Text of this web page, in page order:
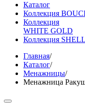
Каталог
Коллекция
Коллекция
WHITE GOLD
Коллекция
Главная/
Каталог/
Менажницы/
Менажница